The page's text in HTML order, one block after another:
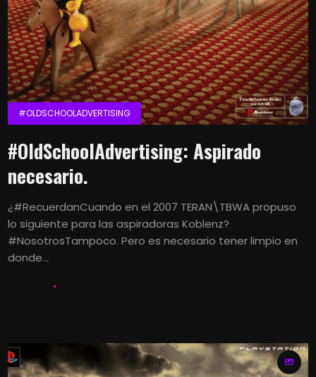
#OLDSCHOOLADVERTISING
#OldSchoolAdvertising: Aspirado
necesario.
¿#RecuerdanCuando en el 2007 TERAN\TBWA propuso
lo siguiente para las aspiradoras Koblenz?
#NosotrosTampoco. Pero es necesario tener limpio en
donde...